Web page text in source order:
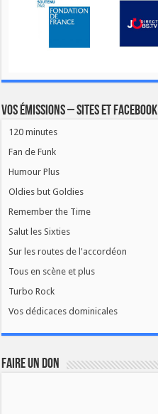
Vos émissions – Sites et Facebook
120 minutes
Fan de Funk
Humour Plus
Oldies but Goldies
Remember the Time
Salut les Sixties
Sur les routes de l'accordéon
Tous en scène et plus
Turbo Rock
Vos dédicaces dominicales
FAIRE UN DON